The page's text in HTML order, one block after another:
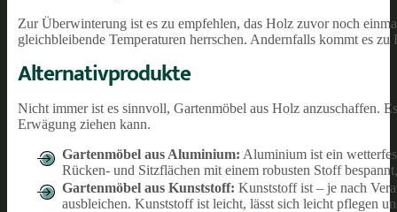
Zur Überwinterung ist es zu empfehlen, das Holz zuvor noch
gleichbleibende Temperaturen herrschen. Andernfalls kommt es
Alternativprodukte
Nicht immer ist es sinnvoll, Gartenmöbel aus Holz anzuschaffen.
Erwägung ziehen kann.
Gartenmöbel aus Aluminium: Aluminium ist ein
Rücken- und Sitzflächen mit einem robusten Stoff
Gartenmöbel aus Kunststoff: Kunststoff ist – je nach
ausbleichen. Kunststoff ist leicht, lässt sich leicht pflegen